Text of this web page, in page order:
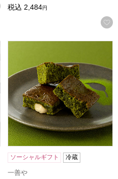
気に入りに登録する
税込 2,484円
セット 8個[HOS-02A]【年間
ソーシャルギフト 冷蔵
一善や